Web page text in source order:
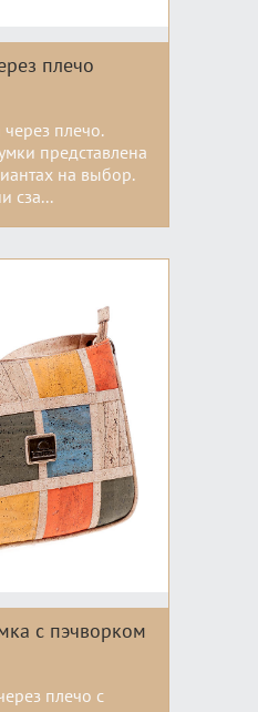
плечо
через плечо.
представлена
на выбор.
сза...
с пэчворком
плечо с